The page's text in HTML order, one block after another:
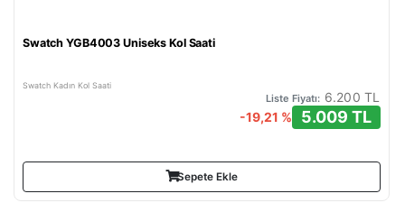
Swatch YGB4003 Uniseks Kol Saati
Swatch Kadın Kol Saati
Liste Fiyatı: 6.200 TL
-19,21 %
5.009 TL
Sepete Ekle